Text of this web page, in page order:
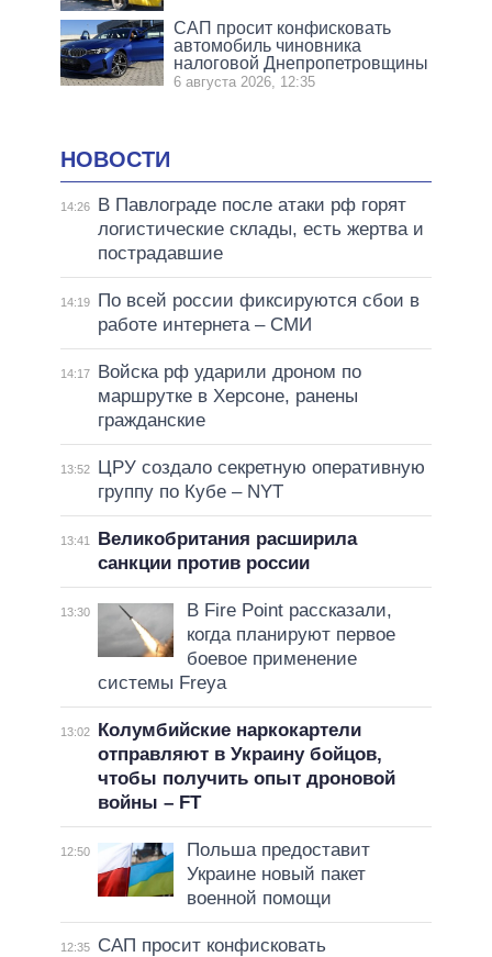
САП просит конфисковать
автомобиль чиновника
налоговой Днепропетровщины
6 августа 2026, 12:35
НОВОСТИ
14:26
В Павлограде после атаки рф горят
логистические склады, есть жертва и
пострадавшие
14:19
По всей россии фиксируются сбои в
работе интернета – СМИ
14:17
Войска рф ударили дроном по
маршрутке в Херсоне, ранены
гражданские
13:52
ЦРУ создало секретную оперативную
группу по Кубе – NYT
13:41
Великобритания расширила
санкции против россии
13:30
В Fire Point рассказали,
когда планируют первое
боевое применение
системы Freya
13:02
Колумбийские наркокартели
отправляют в Украину бойцов,
чтобы получить опыт дроновой
войны – FT
12:50
Польша предоставит
Украине новый пакет
военной помощи
12:35
САП просит конфисковать